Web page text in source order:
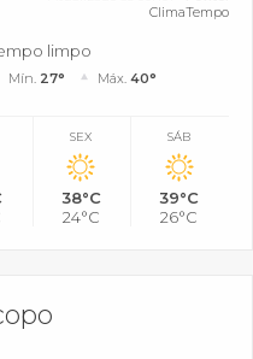
ClimaTempo
limpo
Mín. 27° Máx.40°
SEX
38°C
24°C
SÁB
39°C
26°C